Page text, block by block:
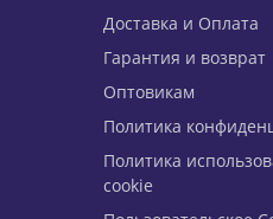
Доставка и Оплата
Гарантия и возврат
Оптовикам
Политика
Политика
cookie